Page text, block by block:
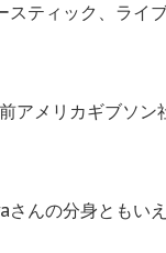
ティック、ライ
アメリカギブソ
んの分身ともい